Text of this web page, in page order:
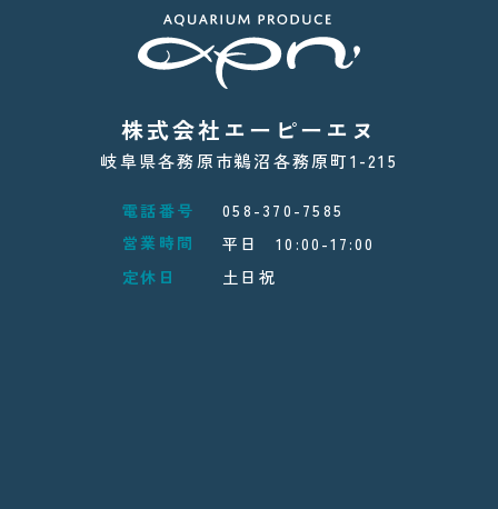
株式会社エーピーエヌ
岐阜県各務原市鵜沼各務原町1-215
電話番号
058-370-7585
営業時間
平日 10:00-17:00
定休日
土日祝